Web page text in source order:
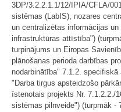
3DP/3.2.2.1.1/12/IPIA/CFLA/
sistēmas (LabIS), nozares
un centralizētas informācijas
infrastruktūras attīstība")
turpinājums un Eiropas
plānošanas perioda darbības
nodarbinātība" 7.1.2.
"Darba tirgus apsteidzošo
īstenotais projekts Nr. 7.1.2.2./
sistēmas pilnveide") (turpmāk -